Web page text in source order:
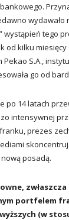
wydawało
wystąpień tego
od kilku miesięcy
S.A.,
go od
po 14 latach
intensywnej
prezes
posadą.
portfelem
(w